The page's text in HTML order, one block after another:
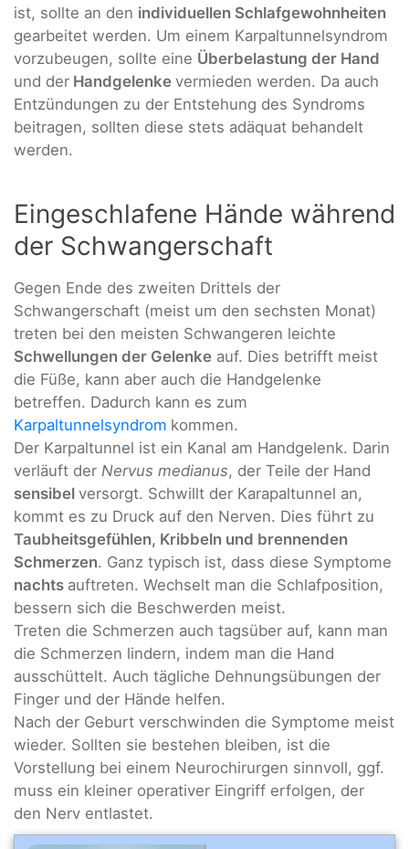
ist, sollte an den individuellen Schlafgewohnheiten
gearbeitet werden. Um einem Karpaltunnelsyndrom
vorzubeugen, sollte eine Überbelastung der Hand
und der Handgelenke vermieden werden. Da auch
Entzündungen zu der Entstehung des Syndroms
beitragen, sollten diese stets adäquat behandelt
werden.
Eingeschlafene Hände während
der Schwangerschaft
Gegen Ende des zweiten Drittels der
Schwangerschaft (meist um den sechsten Monat)
treten bei den meisten Schwangeren leichte
Schwellungen der Gelenke auf. Dies betrifft meist
die Füße, kann aber auch die Handgelenke
betreffen. Dadurch kann es zum
Karpaltunnelsyndrom kommen.
Der Karpaltunnel ist ein Kanal am Handgelenk. Darin
verläuft der Nervus medianus, der Teile der Hand
sensibel versorgt. Schwillt der Karapaltunnel an,
kommt es zu Druck auf den Nerven. Dies führt zu
Taubheitsgefühlen, Kribbeln und brennenden
Schmerzen. Ganz typisch ist, dass diese Symptome
nachts auftreten. Wechselt man die Schlafposition,
bessern sich die Beschwerden meist.
Treten die Schmerzen auch tagsüber auf, kann man
die Schmerzen lindern, indem man die Hand
ausschüttelt. Auch tägliche Dehnungsübungen der
Finger und der Hände helfen.
Nach der Geburt verschwinden die Symptome meist
wieder. Sollten sie bestehen bleiben, ist die
Vorstellung bei einem Neurochirurgen sinnvoll, ggf.
muss ein kleiner operativer Eingriff erfolgen, der
den Nerv entlastet.